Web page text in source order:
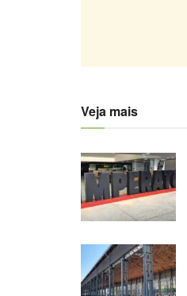
Veja mais